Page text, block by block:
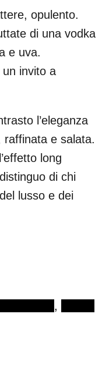
opulento.
di una vodka
e uva.
un invito a
l’eleganza
raffinata e salata.
long
di chi
lusso e dei
,